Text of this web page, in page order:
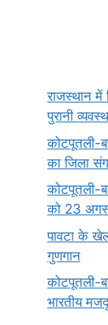
राजस्थान में
पुरानी
कोटपूतली-
का जिला
कोटपूतली-
को 23 अगस्त
पावटा के
गुणगान
कोटपूतली-
भारतीय